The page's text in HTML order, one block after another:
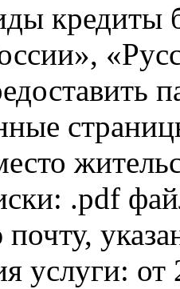
кредиты
.pdf
услуги: от